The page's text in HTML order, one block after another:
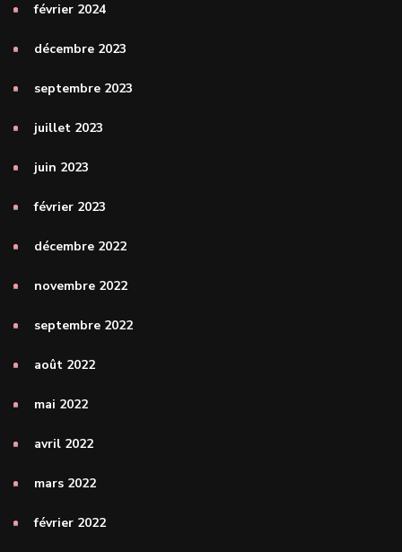
février 2024
décembre 2023
septembre 2023
juillet 2023
juin 2023
février 2023
décembre 2022
novembre 2022
septembre 2022
août 2022
mai 2022
avril 2022
mars 2022
février 2022